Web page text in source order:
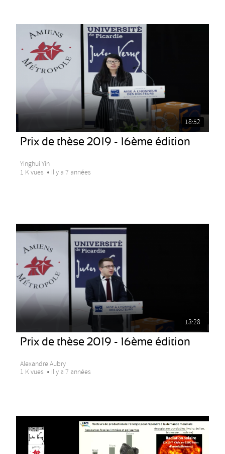
18:52
Prix de thèse 2019 - 16ème édition
Yinghui Yin
1 K vues
Il y a 7 années
13:28
Prix de thèse 2019 - 16ème édition
Alexandre Aubry
1 K vues
Il y a 7 années